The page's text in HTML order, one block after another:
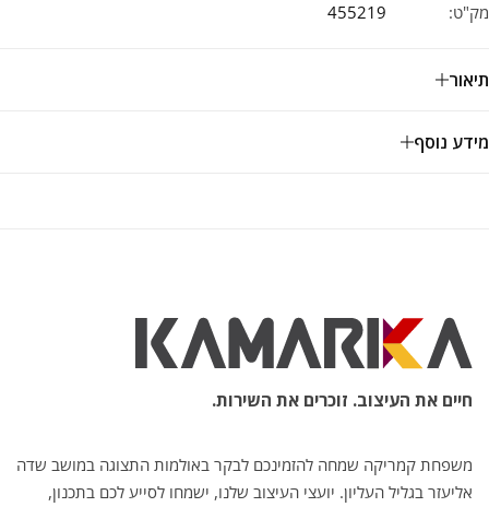
מק"ט: 455219
תיאור
מידע נוסף
חיים את העיצוב. זוכרים את השירות.
משפחת קמריקה שמחה להזמינכם לבקר באולמות התצוגה במושב שדה
אליעזר בגליל העליון. יועצי העיצוב שלנו, ישמחו לסייע לכם בתכנון,